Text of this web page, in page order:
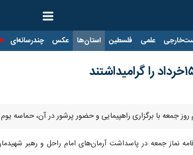
علمی فلسطین استان‌ها عکس چندرسانه‌ای
با برگزاری راهپیمایی و حضور پرشور در آن، حماسه یوم الله ۱۵خرداد را گرامی
نماز جمعه در پاسداشت آرمان‌های امام راحل و رهبر